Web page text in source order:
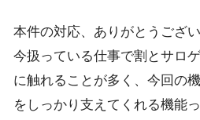
本件の対応、ありがとうござい
今扱っている仕事で割とサロ
に触れることが多く、今回の
をしっかり支えてくれる機能